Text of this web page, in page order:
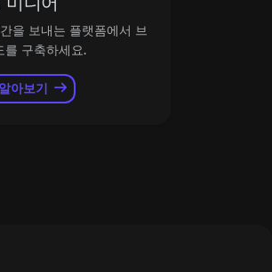
을 보내는 플랫폼에서 브
를 구축하세요.
아보기